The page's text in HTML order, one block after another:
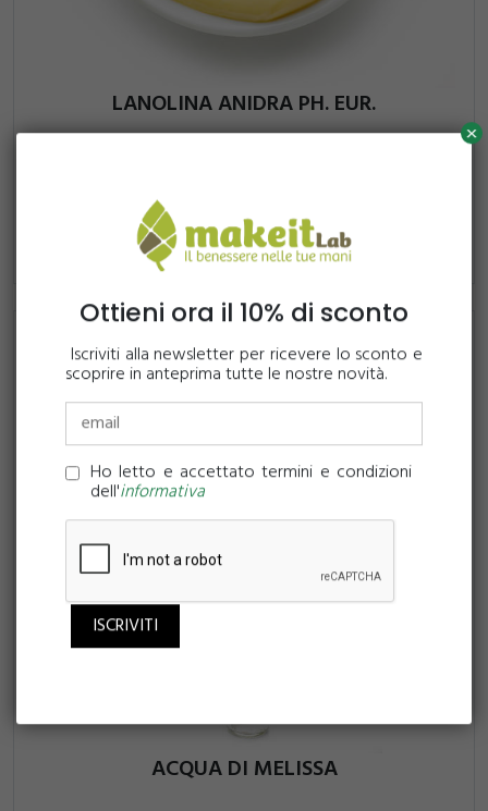
Ottieni ora il 10% di sconto
Iscriviti alla newsletter per ricevere lo sconto e
scoprire in anteprima tutte le nostre novità.
Ho letto e accettato termini e condizioni
dell'informativa
x
LANOLINA ANIDRA PH. EUR.
ACQUA DI MELISSA